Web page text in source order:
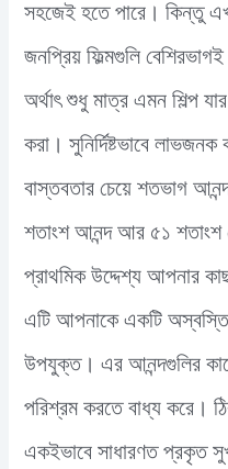
সহজেই হতে পারে। কিন্তু
জনপ্রিয় ফিল্মগুলি
অর্থাৎ শুধু মাত্র এমন শিল্প
করা। সুনির্দিষ্টভাবে
বাস্তবতার চেয়ে শতভাগ
শতাংশ আনন্দ আর ৫১ শতাংশ
প্রাথমিক উদ্দেশ্য আপনার
এটি আপনাকে একটি
উপযুক্ত। এর আনন্দগুলির
পরিশ্রম করতে বাধ্য করে।
একইভাবে সাধারণত প্রকৃত